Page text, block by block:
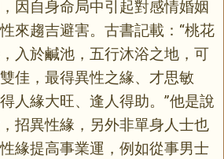
因自身命局中引起對感情婚姻
來趨吉避害。古書記載：“桃花
入於鹹池，五行沐浴之地，可
佳，最得異性之緣、才思敏
人緣大旺、逢人得助。”他是說
招異性緣，另外非單身人士也
緣提高事業運，例如從事男士